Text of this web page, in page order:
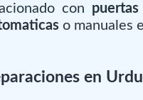
con
o manuales
en